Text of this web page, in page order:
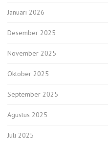
Januari 2026
Desember 2025
November 2025
Oktober 2025
September 2025
Agustus 2025
Juli 2025